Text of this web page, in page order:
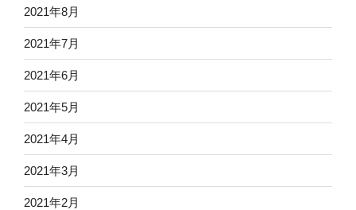
2021年8月
2021年7月
2021年6月
2021年5月
2021年4月
2021年3月
2021年2月